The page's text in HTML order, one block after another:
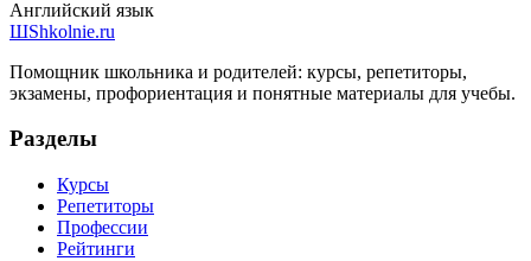
Английский язык
ШShkolnie.ru
Помощник школьника и родителей: курсы, репетиторы,
экзамены, профориентация и понятные материалы для учебы.
Разделы
Курсы
Репетиторы
Профессии
Рейтинги